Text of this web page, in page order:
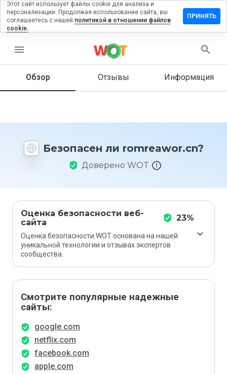
menu
Обзор Отзывы Информация
Безопасен ли romreawor.cn?
Доверено WOT
Оценка безопасности веб-
сайта
23%
Оценка безопасности WOT основана на нашей
уникальной технологии и отзывах экспертов
сообщества.
Смотрите популярные надежные
сайты:
google.com
netflix.com
facebook.com
apple.com
на
Как бы
этот
1 до 5?
Этот сайт использует файлы cookie для анализа и
персонализации. Продолжая использование сайта, вы
соглашаетесь с нашей политикой в отношении файлов
cookie.
ПРИНЯТЬ